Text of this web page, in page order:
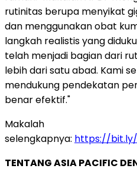
rutinitas berupa menyikat
dan menggunakan obat
langkah realistis yang
telah menjadi bagian dari
lebih dari satu abad. Kami
mendukung pendekatan
benar efektif."
Makalah
selengkapnya: https://bit.ly/
TENTANG ASIA PACIFIC